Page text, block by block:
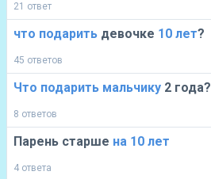
21 ответ
что подарить девочке 10 лет?
45 ответов
Что подарить мальчику 2 года?
8 ответов
Парень старше на 10 лет
4 ответа